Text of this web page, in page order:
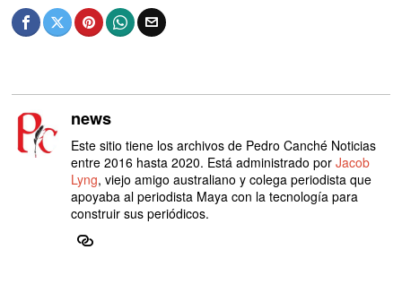
news
Este sitio tiene los archivos de Pedro Canché Noticias
entre 2016 hasta 2020. Está administrado porJacob
Lyng, viejo amigo australiano y colega periodista que
apoyaba al periodista Maya con la tecnología para
construir sus periódicos.